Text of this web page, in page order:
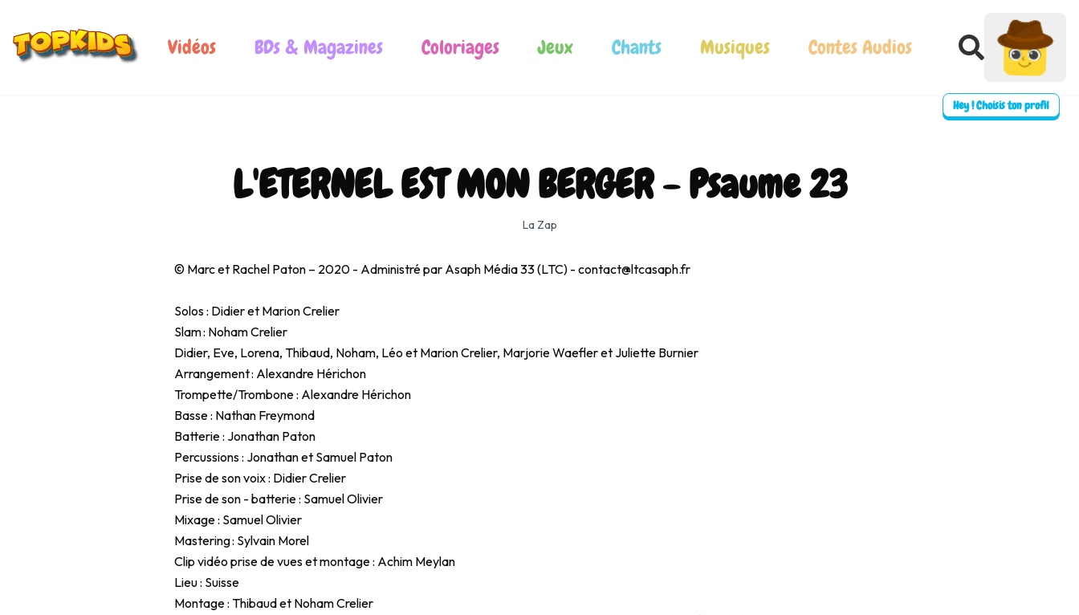
Vidéos BDs & Magazines Coloriages Jeux Chants Musiques Contes Audios
Hey ! Choisis ton profil
L'ETERNEL EST MON BERGER - Psaume 23
La Zap
© Marc et Rachel Paton – 2020 - Administré par Asaph Média 33 (LTC) - contact@ltcasaph.fr
Solos : Didier et Marion Crelier
Slam : Noham Crelier
Didier, Eve, Lorena, Thibaud, Noham, Léo et Marion Crelier, Marjorie Waefler et Juliette Burnier
Arrangement : Alexandre Hérichon
Trompette/Trombone : Alexandre Hérichon
Basse : Nathan Freymond
Batterie : Jonathan Paton
Percussions : Jonathan et Samuel Paton
Prise de son voix : Didier Crelier
Prise de son - batterie : Samuel Olivier
Mixage : Samuel Olivier
Mastering : Sylvain Morel
Clip vidéo prise de vues et montage : Achim Meylan
Lieu : Suisse
Montage : Thibaud et Noham Crelier